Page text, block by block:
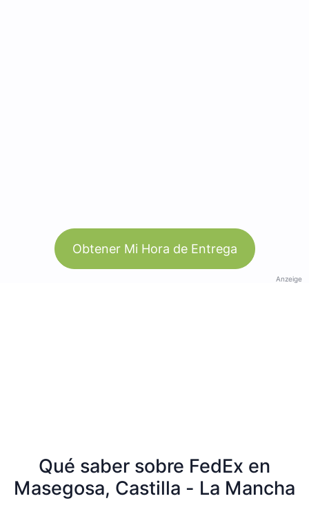
Obtener Mi Hora de Entrega
Anzeige
Qué saber sobre FedEx en
Masegosa, Castilla - La Mancha